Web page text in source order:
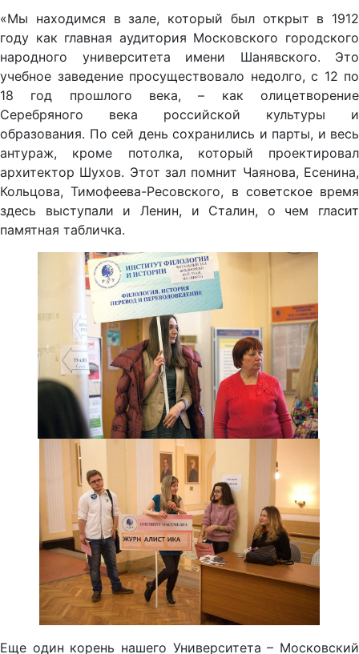
«Мы находимся в зале, который был открыт в 1912
году как главная аудитория Московского городского
народного университета имени Шанявского. Это
учебное заведение просуществовало недолго, с 12 по
18 год прошлого века, – как олицетворение
Серебряного века российской культуры и
образования. По сей день сохранились и парты, и весь
антураж, кроме потолка, который проектировал
архитектор Шухов. Этот зал помнит Чаянова, Есенина,
Кольцова, Тимофеева-Ресовского, в советское время
здесь выступали и Ленин, и Сталин, о чем гласит
памятная табличка.
Еще один корень нашего Университета – Московский